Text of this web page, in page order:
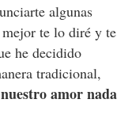
algunas
te lo diré y te
he decidido
tradicional,
nuestro amor nada